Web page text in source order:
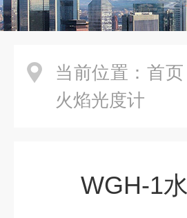
当前位置： 首页
火焰光度计
WGH-1